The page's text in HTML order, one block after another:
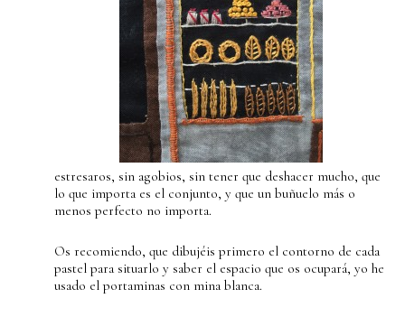
estresaros, sin agobios, sin tener que deshacer mucho, que
lo que importa es el conjunto, y que un buñuelo más o
menos perfecto no importa.
Os recomiendo, que dibujéis primero el contorno de cada
pastel para situarlo y saber el espacio que os ocupará, yo he
usado el portaminas con mina blanca.